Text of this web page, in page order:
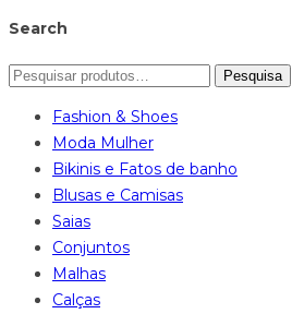
Search
Pesquisa
Fashion & Shoes
Moda Mulher
Bikinis e Fatos de banho
Blusas e Camisas
Saias
Conjuntos
Malhas
Calças